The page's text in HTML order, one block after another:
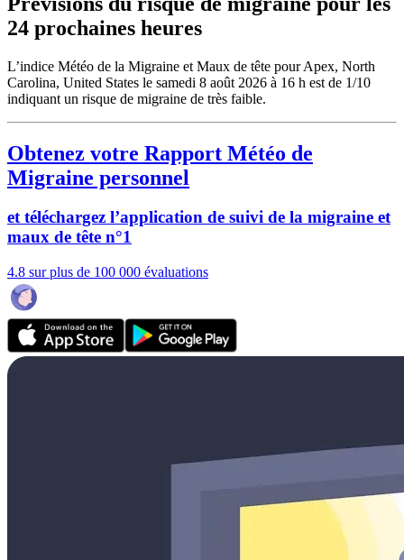
24 prochaines heures
L’indice Météo de la Migraine et Maux de tête pour Apex, North
Carolina, United States le samedi 8 août 2026 à 16 h est de 1/10
indiquant un risque de migraine de très faible.
Obtenez votre Rapport Météo de
Migraine personnel
et téléchargez l’application de suivi de la migraine et
maux de tête n°1
4.8 sur plus de 100 000 évaluations